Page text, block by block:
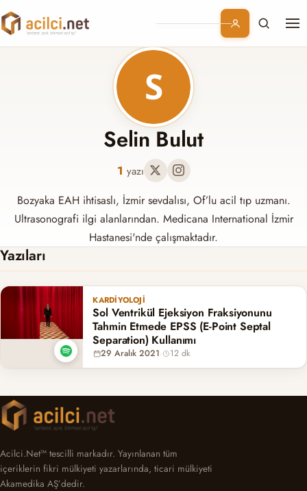
Branşlar
Konular
Kurumsal
Abonelik
Selin Bulut
1 yazı
Bozyaka EAH ihtisaslı, İzmir sevdalısı, Of’lu acil tıp uzmanı.
Ultrasonografi ilgi alanlarından. Medicana International İzmir
Hastanesi'nde çalışmaktadır.
Yazıları
KARDIYOLOJI
Sol Ventrikül Ejeksiyon Fraksiyonunu
Tahmin Etmede EPSS (E-Point Septal
Separation) Kullanımı
29 Aralık 2021· 12 dk
Acilci.Net™ tescilli markadır. Yayınlanan tüm
içeriklerin fikri mülkiyeti yazarlarında, ticari mülkiyeti
Akamedika AŞ’dedir.